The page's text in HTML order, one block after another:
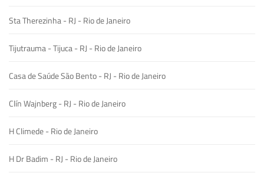
Sta Therezinha - RJ - Rio de Janeiro
Tijutrauma - Tijuca - RJ - Rio de Janeiro
Casa de Saúde São Bento - RJ - Rio de Janeiro
Clín Wajnberg - RJ - Rio de Janeiro
H Climede - Rio de Janeiro
H Dr Badim - RJ - Rio de Janeiro